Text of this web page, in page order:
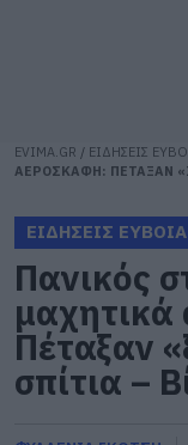
EVIMA.GR / ΕΙΔΗΣΕΙΣ
ΑΕΡΟΣΚΑΦΗ: ΠΕΤΑΞΑΝ
ΕΙΔΗΣΕΙΣ ΕΥΒΟΙΑ
Πανικός
Πέταξαν
σπίτια –